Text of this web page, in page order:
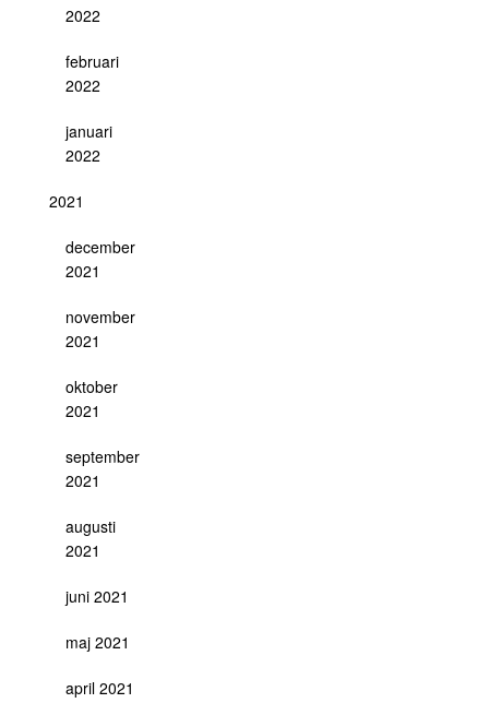
2022
februari
2022
januari
2022
2021
december
2021
november
2021
oktober
2021
september
2021
augusti
2021
juni 2021
maj 2021
april 2021